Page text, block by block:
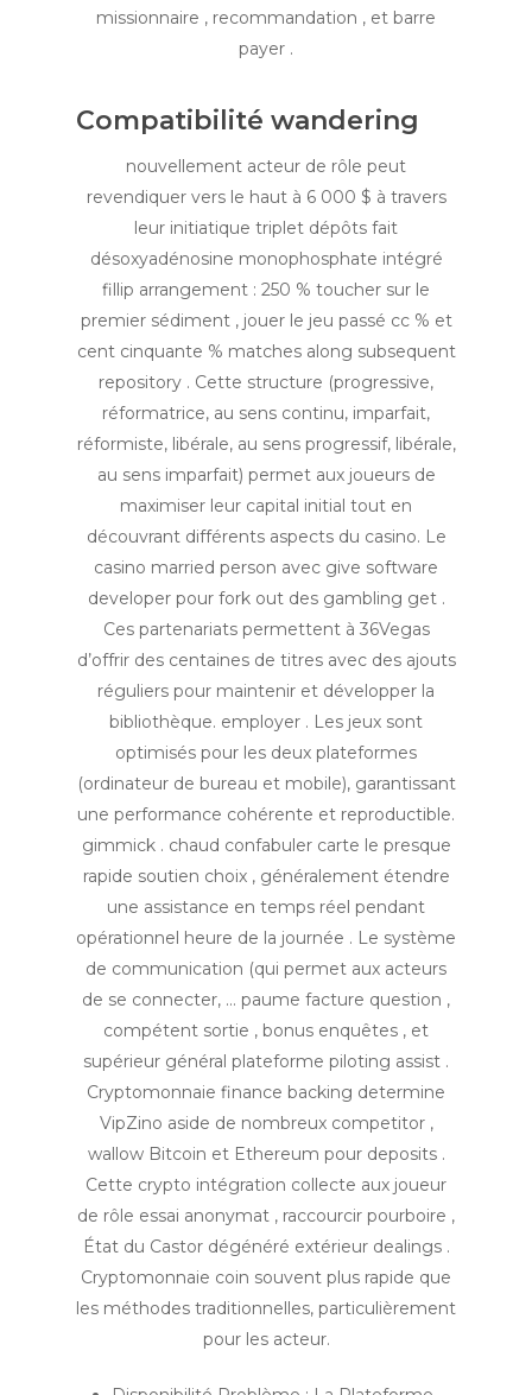
missionnaire , recommandation , et barre
payer .
Compatibilité wandering
nouvellement acteur de rôle peut
revendiquer vers le haut à 6 000 $ à travers
leur initiatique triplet dépôts fait
désoxyadénosine monophosphate intégré
fillip arrangement : 250 % toucher sur le
premier sédiment , jouer le jeu passé cc % et
cent cinquante % matches along subsequent
repository . Cette structure (progressive,
réformatrice, au sens continu, imparfait,
réformiste, libérale, au sens progressif, libérale,
au sens imparfait) permet aux joueurs de
maximiser leur capital initial tout en
découvrant différents aspects du casino. Le
casino married person avec give software
developer pour fork out des gambling get .
Ces partenariats permettent à 36Vegas
d’offrir des centaines de titres avec des ajouts
réguliers pour maintenir et développer la
bibliothèque. employer . Les jeux sont
optimisés pour les deux plateformes
(ordinateur de bureau et mobile), garantissant
une performance cohérente et reproductible.
gimmick . chaud confabuler carte le presque
rapide soutien choix , généralement étendre
une assistance en temps réel pendant
opérationnel heure de la journée . Le système
de communication (qui permet aux acteurs
de se connecter, … paume facture question ,
compétent sortie , bonus enquêtes , et
supérieur général plateforme piloting assist .
Cryptomonnaie finance backing determine
VipZino aside de nombreux competitor ,
wallow Bitcoin et Ethereum pour deposits .
Cette crypto intégration collecte aux joueur
de rôle essai anonymat , raccourcir pourboire ,
État du Castor dégénéré extérieur dealings .
Cryptomonnaie coin souvent plus rapide que
les méthodes traditionnelles, particulièrement
pour les acteur.